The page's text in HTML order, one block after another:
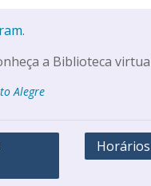
.
a Biblioteca
Alegre